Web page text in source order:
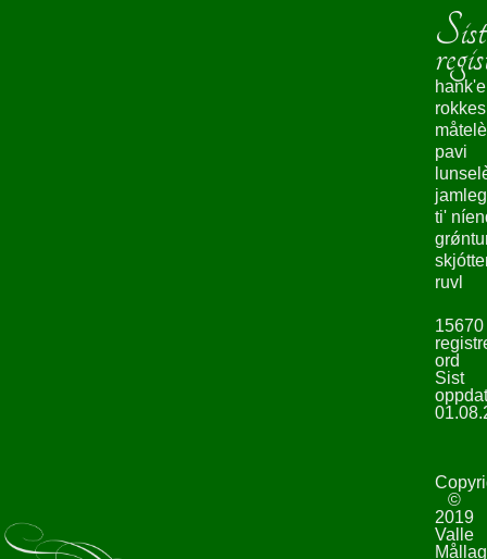
hank'e
pavi
ti'
ruvl
15670
ord
Sist
©
2019
Valle
Mållag